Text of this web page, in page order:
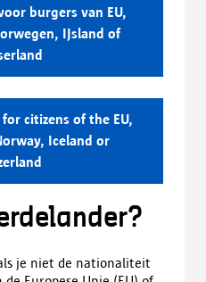
burgers van EU,
IJsland of
citizens of the EU,
Iceland or
je niet de nationaliteit